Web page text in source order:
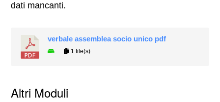
dati mancanti.
verbale assemblea socio unico pdf
1 file(s)
Altri Moduli